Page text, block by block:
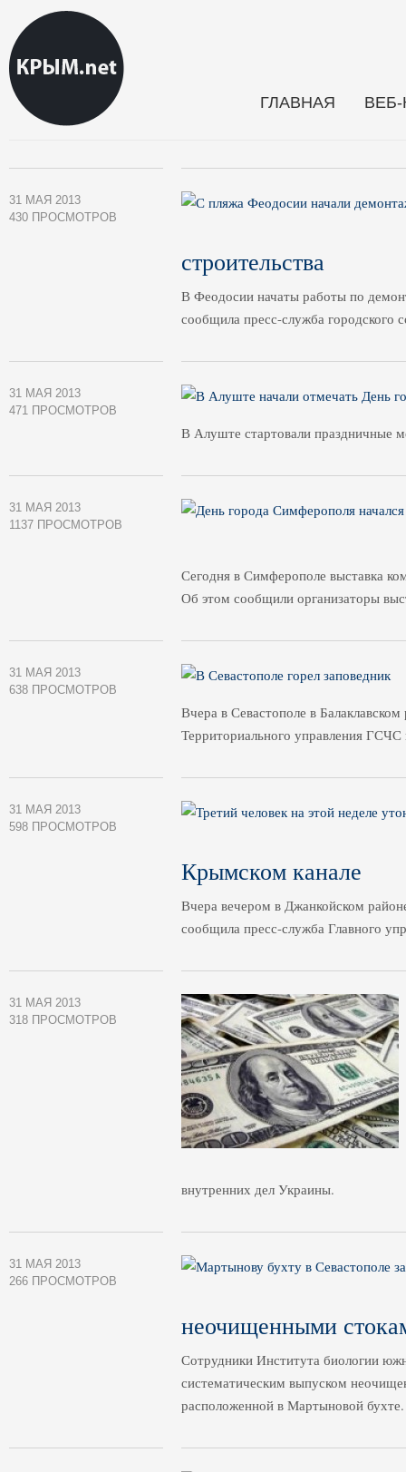
ГЛАВНАЯ
31 МАЯ 2013
430 ПРОСМОТРОВ
строительства
В Феодосии начаты работы по
сообщила пресс-служба городского
31 МАЯ 2013
471 ПРОСМОТРОВ
В Алуште стартовали праздничные
31 МАЯ 2013
1137 ПРОСМОТРОВ
Сегодня в Симферополе выставка
Об этом сообщили организаторы
31 МАЯ 2013
638 ПРОСМОТРОВ
Вчера в Севастополе в
Территориального управления ГСЧС
31 МАЯ 2013
598 ПРОСМОТРОВ
Крымском канале
Вчера вечером в Джанкойском
сообщила пресс-служба Главного
31 МАЯ 2013
318 ПРОСМОТРОВ
внутренних дел Украины.
31 МАЯ 2013
266 ПРОСМОТРОВ
неочищенными
Сотрудники Института биологии
систематическим выпуском
расположенной в Мартыновой бухте.